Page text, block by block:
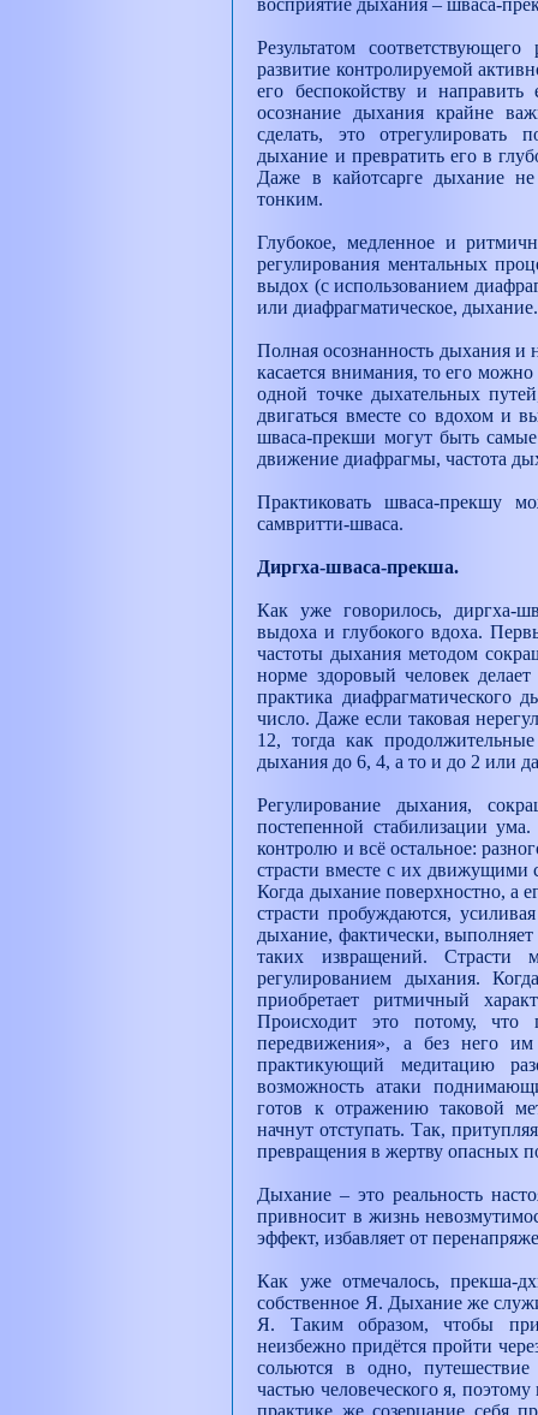
восприятие дыхания – шваса-
Результатом
развитие контролируемой
его беспокойству и
осознание дыхания крайне
сделать, это отрегулировать
дыхание и превратить его в
Даже в кайотсарге дыхание не
тонким.
Глубокое, медленное и
регулирования ментальных
выдох (с использованием
или диафрагматическое, дыхание.
Полная осознанность дыхания и
касается внимания, то его
одной точке дыхательных
двигаться вместе со вдохом и
шваса-прекши могут быть
движение диафрагмы, частота
Практиковать шваса-прекшу
самвритти-шваса.
Диргха-шваса-прекша.
Как уже говорилось, диргха-
выдоха и глубокого вдоха.
частоты дыхания методом
норме здоровый человек
практика диафрагматического
число. Даже если таковая
12, тогда как
дыхания до 6, 4, а то и до 2 или
Регулирование дыхания,
постепенной стабилизации
контролю и всё остальное:
страсти вместе с их движущими
Когда дыхание поверхностно, а
страсти пробуждаются,
дыхание, фактически,
таких извращений. Страсти
регулированием дыхания.
приобретает ритмичный
Происходит это потому, что
передвижения», а без него
практикующий медитацию
возможность атаки
готов к отражению таковой
начнут отступать. Так,
превращения в жертву опасных
Дыхание – это реальность
привносит в жизнь
эффект, избавляет от
Как уже отмечалось, прекша-
собственное Я. Дыхание же
Я. Таким образом, чтобы
неизбежно придётся пройти
сольются в одно,
частью человеческого я,
практике же созерцание себя